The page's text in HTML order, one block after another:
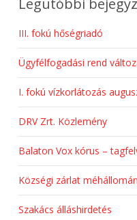
Legutóbbi
III. fokú hőségriadó
Ügyfélfogadási rend
I. fokú vízkorlátozás
DRV Zrt. Közlemény
Balaton Vox kórus –
Községi zárlat
Szakács álláshirdetés